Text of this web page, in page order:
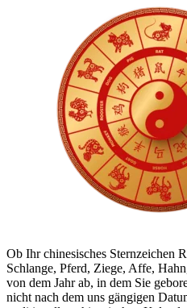
Ob Ihr chinesisches Sternzeichen
Schlange, Pferd, Ziege, Affe,
von dem Jahr ab, in dem Sie
nicht nach dem uns gängigen